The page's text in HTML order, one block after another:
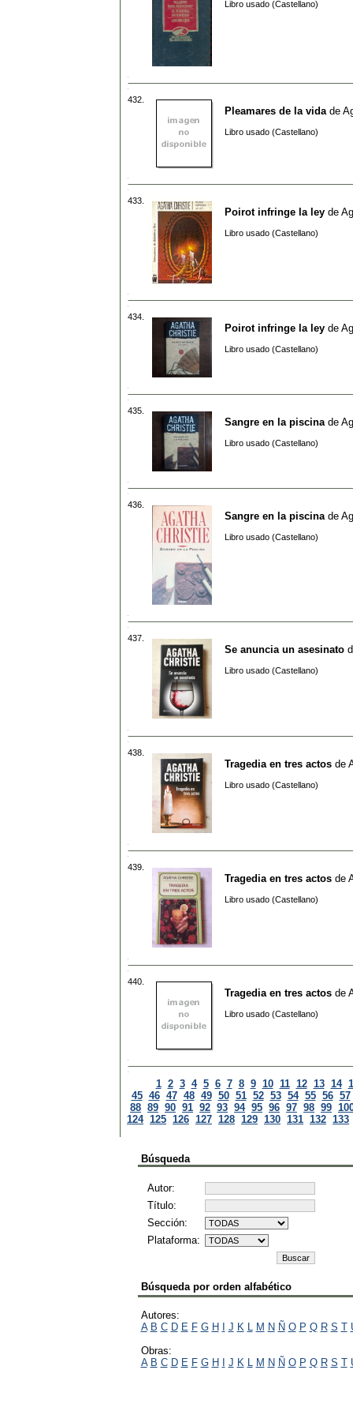
Libro usado (Castellano)
432.
Pleamares de la vida de
Libro usado (Castellano)
433.
Poirot infringe la ley de
Libro usado (Castellano)
434.
Poirot infringe la ley de
Libro usado (Castellano)
435.
Sangre en la piscina de
Libro usado (Castellano)
436.
Sangre en la piscina de
Libro usado (Castellano)
437.
Se anuncia un asesinato
Libro usado (Castellano)
438.
Tragedia en tres actos de
Libro usado (Castellano)
439.
Tragedia en tres actos de
Libro usado (Castellano)
440.
Tragedia en tres actos de
Libro usado (Castellano)
1 2 3 4 5 6 7 8 9 10 11 12 13 14
45 46 47 48 49 50 51 52 53 54 55 56 57
88 89 90 91 92 93 94 95 96 97 98 99
124 125 126 127 128 129 130 131 132 133
Búsqueda
Autor:
Título:
Sección:
Plataforma:
Búsqueda por orden alfabético
Autores:
A B C D E F G H I J K L M N Ñ O P Q R S T
Obras:
A B C D E F G H I J K L M N Ñ O P Q R S T